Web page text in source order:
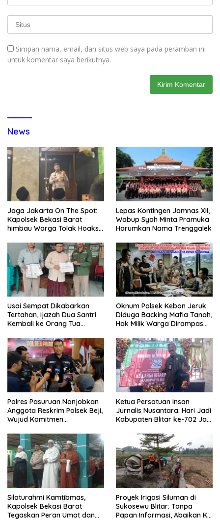
Simpan nama, email, dan situs web saya pada peramban ini
untuk komentar saya berikutnya.
News
Jaga Jakarta On The Spot:
Kapolsek Bekasi Barat
himbau Warga Tolak Hoaks
Sholat Jumat
Lepas Kontingen Jamnas XII,
Wabup Syah Minta Pramuka
Harumkan Nama Trenggalek
Usai Sempat Dikabarkan
Tertahan, Ijazah Dua Santri
Kembali ke Orang Tua
Oknum Polsek Kebon Jeruk
Diduga Backing Mafia Tanah,
Hak Milik Warga Dirampas
Polres Pasuruan Nonjobkan
Anggota Reskrim Polsek Beji,
Wujud Komitmen
Dugaan Penganiayaan
Ketua Persatuan Insan
Jurnalis Nusantara: Hari Jadi
Kabupaten Blitar ke-702 Jadi
Pembangunan
Silaturahmi Kamtibmas,
Kapolsek Bekasi Barat
Tegaskan Peran Umat dan
Proyek Irigasi Siluman di
Sukosewu Blitar: Tanpa
Papan Informasi, Abaikan K3,